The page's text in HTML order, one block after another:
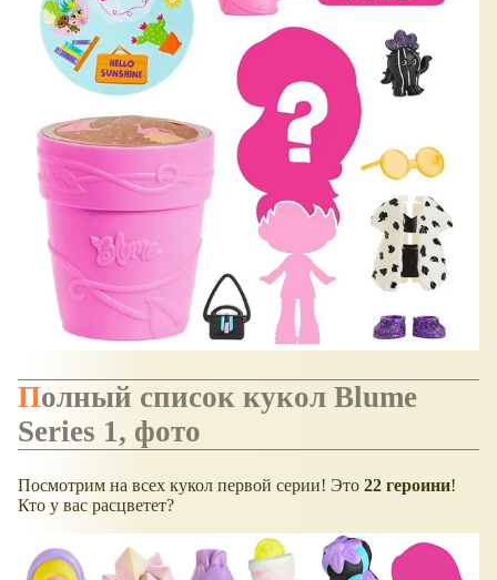
Полный список кукол Blume
Series 1, фото
Посмотрим на всех кукол первой серии! Это 22 героини!
Кто у вас расцветет?